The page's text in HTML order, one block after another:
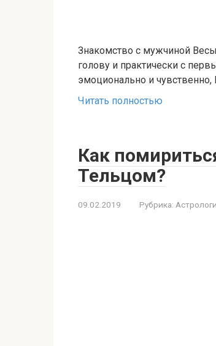
Знакомство с мужчиной
голову и практически с
эмоционально и
Читать полностью
Как
Тельцом?
09.02.2019 Рубрика: